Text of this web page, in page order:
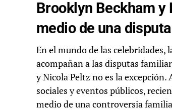
Brooklyn Beckham
medio de una
En el mundo de las celebridades,
acompañan a las disputas
y Nicola Peltz no es la
sociales y eventos públicos,
medio de una controversia